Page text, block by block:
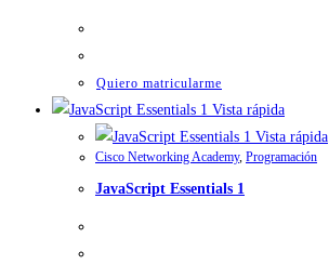
Quiero matricularme
Vista rápida
Vista rápida
Cisco Networking Academy, Programación
JavaScript Essentials 1